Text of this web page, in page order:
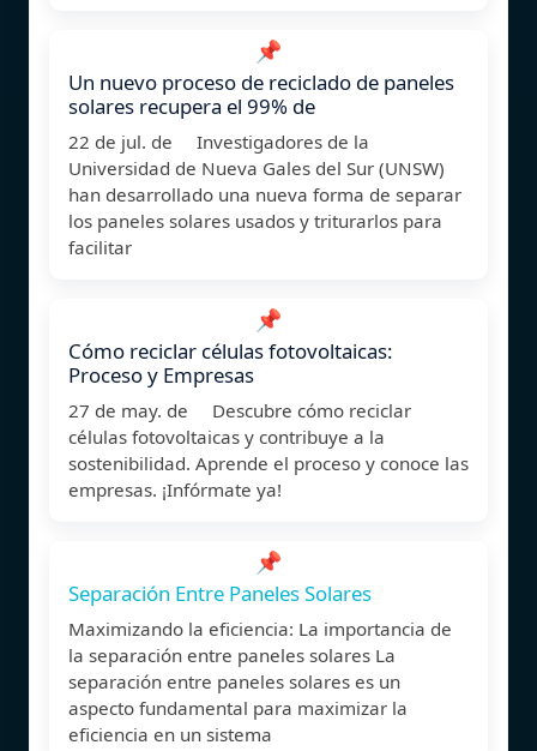
📌
Un nuevo proceso de reciclado de paneles
solares recupera el 99% de
22 de jul. de Investigadores de la
Universidad de Nueva Gales del Sur (UNSW)
han desarrollado una nueva forma de separar
los paneles solares usados y triturarlos para
facilitar
📌
Cómo reciclar células fotovoltaicas:
Proceso y Empresas
27 de may. de Descubre cómo reciclar
células fotovoltaicas y contribuye a la
sostenibilidad. Aprende el proceso y conoce las
empresas. ¡Infórmate ya!
📌
Separación Entre Paneles Solares
Maximizando la eficiencia: La importancia de
la separación entre paneles solares La
separación entre paneles solares es un
aspecto fundamental para maximizar la
eficiencia en un sistema